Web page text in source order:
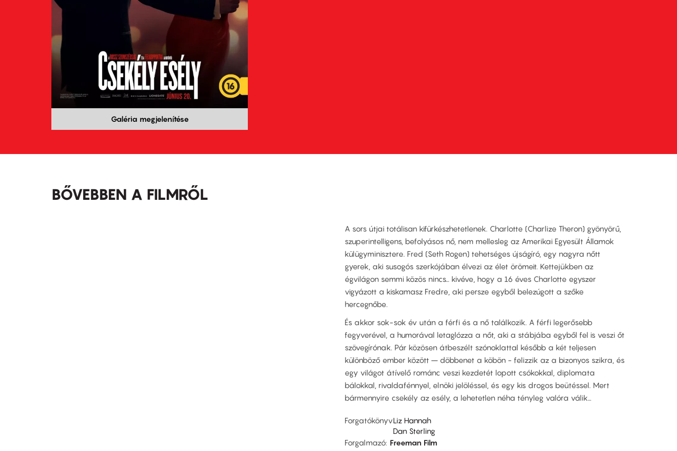
Galéria megjelenítése
BŐVEBBEN A FILMRŐL
A sors útjai totálisan kifürkészhetetlenek. Charlotte (Charlize Theron) gyönyörű,
szuperintelligens, befolyásos nő, nem mellesleg az Amerikai Egyesült Államok
külügyminisztere. Fred (Seth Rogen) tehetséges újságíró, egy nagyra nőtt
gyerek, aki susogós szerkójában élvezi az élet örömeit. Kettejükben az
égvilágon semmi közös nincs… kivéve, hogy a 16 éves Charlotte egyszer
vigyázott a kiskamasz Fredre, aki persze egyből belezúgott a szőke
hercegnőbe.
És akkor sok-sok év után a férfi és a nő találkozik. A férfi legerősebb
fegyverével, a humorával letaglózza a nőt, aki a stábjába egyből fel is veszi őt
szövegírónak. Pár közösen átbeszélt szónoklattal később a két teljesen
különböző ember között – döbbenet a köbön - felizzik az a bizonyos szikra, és
egy világot átívelő románc veszi kezdetét lopott csókokkal, diplomata
bálokkal, rivaldafénnyel, elnöki jelöléssel, és egy kis drogos beütéssel. Mert
bármennyire csekély az esély, a lehetetlen néha tényleg valóra válik…
ForgatókönyvLiz Hannah
Dan Sterling
Forgalmazó Freeman Film